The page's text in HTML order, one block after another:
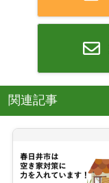
関連記事